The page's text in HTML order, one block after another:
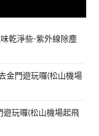
乾淨些-紫外線除塵
金門遊玩囉(松山機場
遊玩囉(松山機場起飛